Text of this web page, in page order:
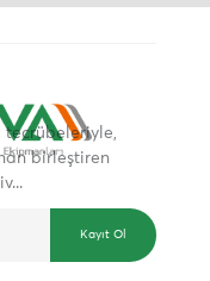
tecrübeleriyle,
birleştiren
Kayıt Ol